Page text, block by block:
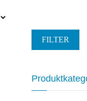
FILTER